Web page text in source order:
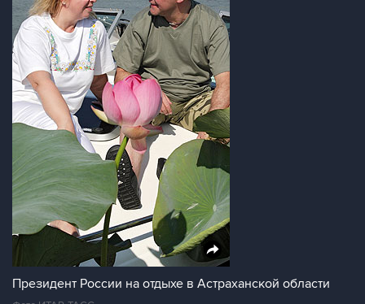
Президент России на отдыхе в Астраханской области